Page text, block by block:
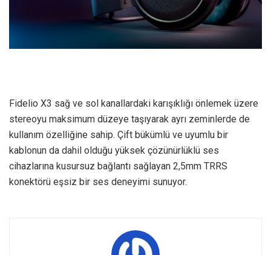
Fidelio X3 sağ ve sol kanallardaki karışıklığı önlemek üzere
stereoyu maksimum düzeye taşıyarak ayrı zeminlerde de
kullanım özelliğine sahip. Çift bükümlü ve uyumlu bir
kablonun da dahil olduğu yüksek çözünürlüklü ses
cihazlarına kusursuz bağlantı sağlayan 2,5mm TRRS
konektörü eşsiz bir ses deneyimi sunuyor.